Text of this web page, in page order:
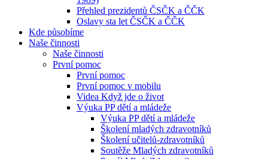
Přehled prezidentů ČSČK a ČČK
Oslavy sta let ČSČK a ČČK
Kde působíme
Naše činnosti
Naše činnosti
První pomoc
První pomoc
První pomoc v mobilu
Videa Když jde o život
Výuka PP dětí a mládeže
Výuka PP dětí a mládeže
Školení mladých zdravotníků
Školení učitelů-zdravotníků
Soutěže Mladých zdravotníků